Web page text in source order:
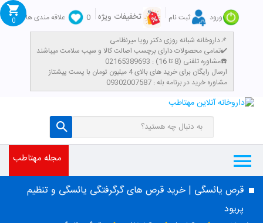
ورود ثبت نام تخفیفات ویژه 0
علاقه مندی ها
داروخانه شبانه روزی دکتر رویا میرنظامی📌
تمامی محصولات دارای برچسب اصالت کالا و سیب سلامت میباشند✔️
مشاوره تلفنی (8 تا 16) : 02165389693☎️
​ارسال رایگان برای خرید های بالای 4 میلیون تومان با پست پیشتاز
مشاوره خرید در برنامه بله : 09302007587
0
مجله مهتاطب
قرص یائسگی | خرید قرص های گرگرفتگی یائسگی و تنظیم
پریود